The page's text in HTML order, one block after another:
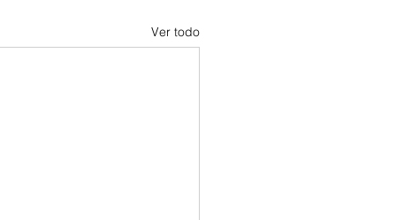
Ver todo